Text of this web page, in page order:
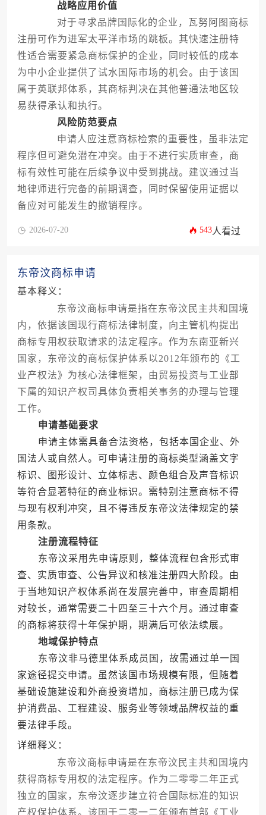
战略应用价值
对于寻求品牌国际化的企业，瓦努阿图商标
注册可作为进军太平洋市场的跳板。其快速注册特
性适合需要紧急商标保护的企业，同时较低的成本
为中小企业提供了试水国际市场的机会。由于该国
属于英联邦体系，其商标判决在其他普通法地区较
易获得承认和执行。
风险防范要点
申请人应注意商标检索的重要性，虽非法定
程序但可避免潜在冲突。由于不进行实质审查，商
标有效性可能在后续争议中受到挑战。建议通过当
地律师进行完备的前期调查，同时保留使用证据以
备应对可能发生的撤销程序。
2026-07-20 543人看过
东帝汶商标申请
基本释义：
东帝汶商标申请是指在东帝汶民主共和国境
内，依据该国现行商标法律制度，向主管机构提出
商标专用权获取请求的法定程序。作为东南亚新兴
国家，东帝汶的商标保护体系以2012年颁布的《工
业产权法》为核心法律框架，由贸易投资与工业部
下属的知识产权司具体负责相关事务的办理与管理
工作。
申请基础要求
申请主体需具备合法资格，包括本国企业、外
国法人或自然人。可申请注册的商标类型涵盖文字
标识、图形设计、立体标志、颜色组合及声音标识
等符合显著特征的商业标识。需特别注意商标不得
与现有权利冲突，且不得违反东帝汶法律规定的禁
用条款。
注册流程特征
东帝汶采用先申请原则，整体流程包含形式审
查、实质审查、公告异议和核准注册四大阶段。由
于当地知识产权体系尚在发展完善中，审查周期相
对较长，通常需要二十四至三十六个月。通过审查
的商标将获得十年保护期，期满后可依法续展。
地域保护特点
东帝汶非马德里体系成员国，故需通过单一国
家途径提交申请。虽然该国市场规模有限，但随着
基础设施建设和外商投资增加，商标注册已成为保
护消费品、工程建设、服务业等领域品牌权益的重
要法律手段。
详细释义：
东帝汶商标申请是在东帝汶民主共和国境内
获得商标专用权的法定程序。作为二零零二年正式
独立的国家，东帝汶逐步建立符合国际标准的知识
产权保护体系。该国于二零一二年颁布首部《工业